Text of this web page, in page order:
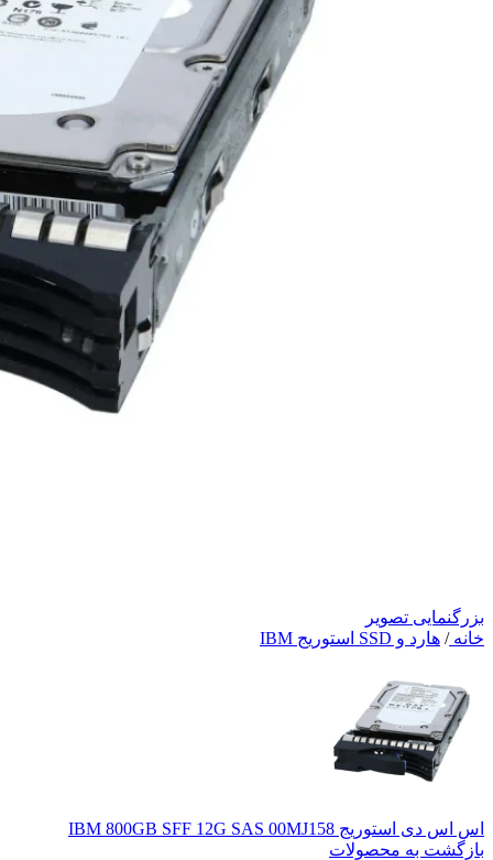
بزرگنمایی تصویر
خانه/ هارد و SSD استوریج IBM
اس اس دی استوریج IBM 800GB SFF 12G SAS 00MJ158
بازگشت به محصولات